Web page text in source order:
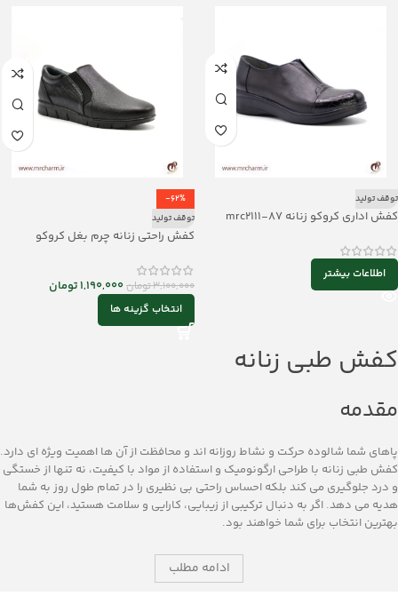
توقف تولید
کفش اداری کروکو زنانه mrc2111-87
اطلاعات بیشتر
-62%
توقف تولید
کفش راحتی زنانه چرم بغل کروکو
3,100,000تومان1,190,000تومان
انتخاب گزینه ها
کفش طبی زنانه
مقدمه
پاهای شما شالوده حرکت و نشاط روزانه‌ اند و محافظت از آن‌ ها اهمیت ویژه ‌ای دارد.
کفش طبی زنانه با طراحی ارگونومیک و استفاده از مواد با کیفیت، نه تنها از خستگی
و درد جلوگیری می‌ کند بلکه احساس راحتی بی‌ نظیری را در تمام طول روز به شما
هدیه می ‌دهد. اگر به دنبال ترکیبی از زیبایی، کارایی و سلامت هستید، این کفش‌ها
بهترین انتخاب برای شما خواهند بود.
ادامه مطلب